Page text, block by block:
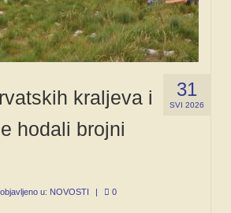
31
SVI 2026
kraljeva i
hodali brojni
objavljeno u: NOVOSTI 0